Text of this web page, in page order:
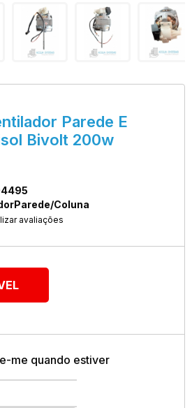
Parede E
Bivolt 200w
Coluna
avaliações
me quando estiver